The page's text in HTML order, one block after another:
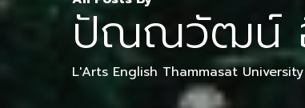
ปัณณวัฒน์
L'Arts English Thammasat University